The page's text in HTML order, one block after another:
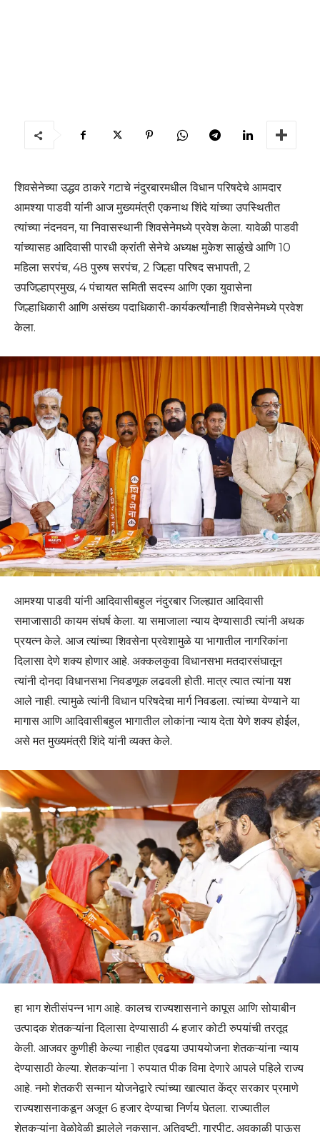
शिवसेनेच्या उद्धव ठाकरे गटाचे नंदुरबारमधील विधान परिषदेचे आमदार
आमश्या पाडवी यांनी आज मुख्यमंत्री एकनाथ शिंदे यांच्या उपस्थितीत
त्यांच्या नंदनवन, या निवासस्थानी शिवसेनेमध्ये प्रवेश केला. यावेळी पाडवी
यांच्यासह आदिवासी पारधी क्रांती सेनेचे अध्यक्ष मुकेश साळुंखे आणि 10
महिला सरपंच, 48 पुरुष सरपंच, 2 जिल्हा परिषद सभापती, 2
उपजिल्हाप्रमुख, 4 पंचायत समिती सदस्य आणि एका युवासेना
जिल्हाधिकारी आणि असंख्य पदाधिकारी-कार्यकर्त्यांनाही शिवसेनेमध्ये प्रवेश
केला.
आमश्या पाडवी यांनी आदिवासीबहुल नंदुरबार जिल्ह्यात आदिवासी
समाजासाठी कायम संघर्ष केला. या समाजाला न्याय देण्यासाठी त्यांनी अथक
प्रयत्न केले. आज त्यांच्या शिवसेना प्रवेशामुळे या भागातील नागरिकांना
दिलासा देणे शक्य होणार आहे. अक्कलकुवा विधानसभा मतदारसंघातून
त्यांनी दोनदा विधानसभा निवडणूक लढवली होती. मात्र त्यात त्यांना यश
आले नाही. त्यामुळे त्यांनी विधान परिषदेचा मार्ग निवडला. त्यांच्या येण्याने या
मागास आणि आदिवासीबहुल भागातील लोकांना न्याय देता येणे शक्य होईल,
असे मत मुख्यमंत्री शिंदे यांनी व्यक्त केले.
हा भाग शेतीसंपन्न भाग आहे. कालच राज्यशासनाने कापूस आणि सोयाबीन
उत्पादक शेतकऱ्यांना दिलासा देण्यासाठी 4 हजार कोटी रुपयांची तरतूद
केली. आजवर कुणीही केल्या नाहीत एवढया उपाययोजना शेतकऱ्यांना न्याय
देण्यासाठी केल्या. शेतकऱ्यांना 1 रुपयात पीक विमा देणारे आपले पहिले राज्य
आहे. नमो शेतकरी सन्मान योजनेद्वारे त्यांच्या खात्यात केंद्र सरकार प्रमाणे
राज्यशासनाकडून अजून 6 हजार देण्याचा निर्णय घेतला. राज्यातील
शेतकऱ्यांना वेळोवेळी झालेले नुकसान, अतिवृष्टी, गारपीट, अवकाळी पाऊस